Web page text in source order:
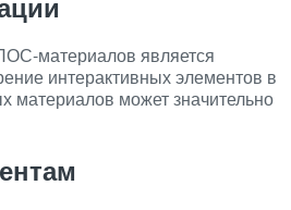
материалов является
интерактивных элементов в
материалов может значительно